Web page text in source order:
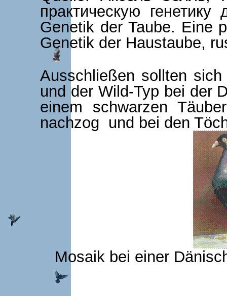
практическую
Genetik der Taube. Eine
Genetik der Haustaube,
Ausschließen sollten
und der Wild-Typ bei der
einem schwarzen
nachzog und bei den
Mosaik bei einer